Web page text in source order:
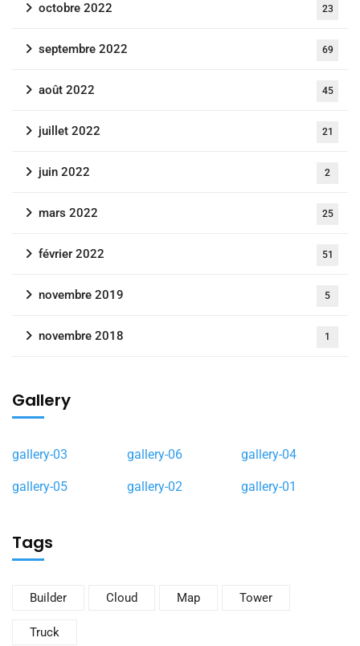
octobre 2022 23
septembre 2022 69
août 2022 45
juillet 2022 21
juin 2022 2
mars 2022 25
février 2022 51
novembre 2019 5
novembre 2018 1
Gallery
gallery-03 gallery-06 gallery-04
gallery-05 gallery-02 gallery-01
Tags
Builder Cloud Map Tower
Truck